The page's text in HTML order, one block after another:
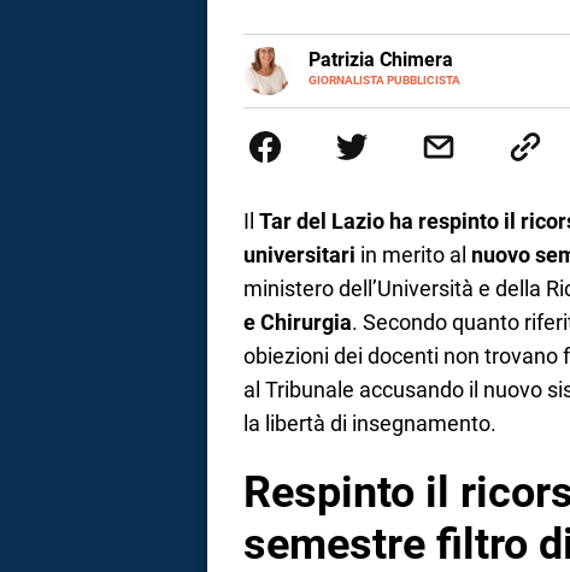
Patrizia Chimera
GIORNALISTA PUBBLICISTA
E-
MAIL
LINKEDIN
comunicazione specializzandosi
Il Tar del Lazio ha respinto il
universitari in merito al nuovo
ministero dell’Università e della
e Chirurgia. Secondo quanto
obiezioni dei docenti non trovano
al Tribunale accusando il nuovo
la libertà di insegnamento.
Respinto il
semestre filtro